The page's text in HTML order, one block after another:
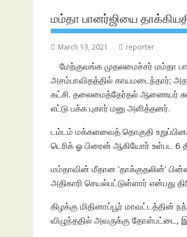
மம்தா பானர்ஜியை
March 13, 2021 reporter
மேற்குவங்க முதலமைச்சர் மம்தா
அசம்பாவிதத்தில் காயமடைந்தார்;
கட்சி. தலைமைத்தேர்தல் ஆணையர்
எட்டு பக்க புகார் மனு அளித்தனர்.
டம்டம் மக்களவைத் தொகுதி
டெரிக் ஓ பிரைன் ஆகியோர் உள்பட 6
மம்தாவின் மீதான ‘தாக்குதலின்’
அதிகாரி செயல்பட்டுள்ளார் என்பது
கிழக்கு மிதினாப்பூர் மாவட்டத்தின்
விழுந்ததில் அவருக்கு தோள்பட்டை,